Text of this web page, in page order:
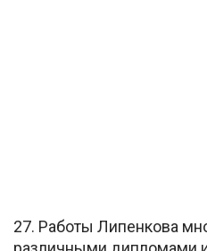
27. Работы Липенкова